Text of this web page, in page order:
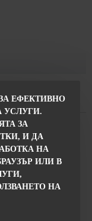
ЕФЕКТИВНО
УСЛУГИ.
ЗА
И ДА
НА
ИЛИ В
НА
1.10% от
на куриерската
на тези дрехи са
размери са